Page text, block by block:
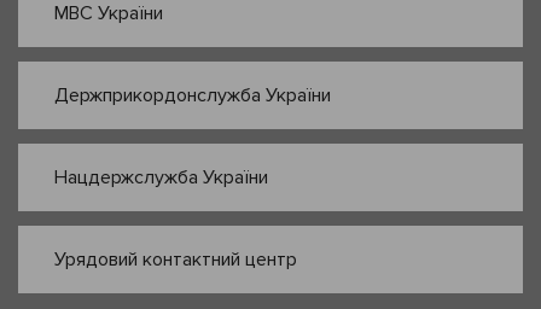
МВС України
Держприкордонслужба України
Нацдержслужба України
Урядовий контактний центр